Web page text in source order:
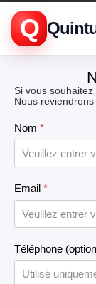
Q
Si vous
Nous
Nom *
Email *
Téléphone